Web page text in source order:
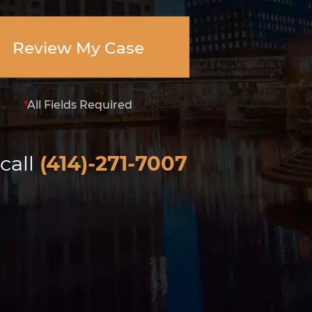
Review My Case
*All Fields Required
(414)-271-7007